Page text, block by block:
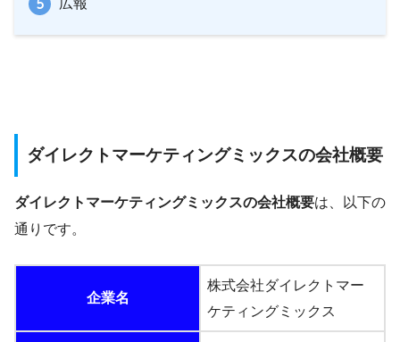
ダイレクトマーケティングミックスの会社概要
ダイレクトマーケティングミックスの会社概要は、以下の
通りです。
企業名
株式会社ダイレクトマー
ケティングミックス